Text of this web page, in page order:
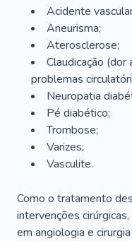
Acidente
Aneurisma;
Aterosclerose;
Claudicação (dor
problemas
Neuropatia
Pé diabético;
Trombose;
Varizes;
Vasculite.
Como o tratamento
intervenções
em angiologia e